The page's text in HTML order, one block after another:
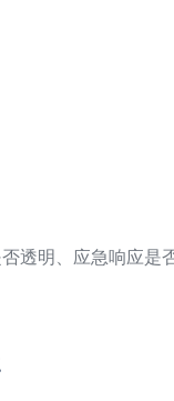
透明、应急响应是